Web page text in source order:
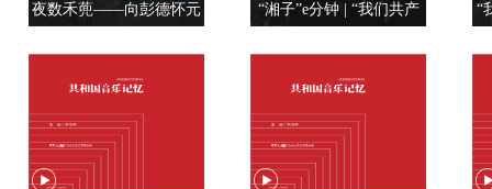
夜数禾蔸——向彭德怀元
“湘子”e分钟 | “我们共产
“